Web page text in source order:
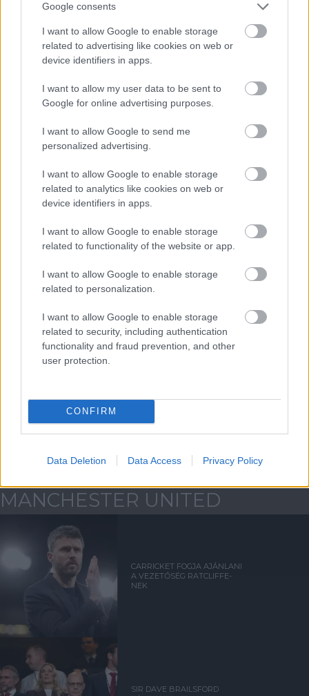
Google consents
I want to allow Google to enable storage
related to advertising like cookies on web or
device identifiers in apps.
I want to allow my user data to be sent to
Google for online advertising purposes.
I want to allow Google to send me
personalized advertising.
I want to allow Google to enable storage
related to analytics like cookies on web or
device identifiers in apps.
I want to allow Google to enable storage
related to functionality of the website or app.
I want to allow Google to enable storage
related to personalization.
I want to allow Google to enable storage
related to security, including authentication
functionality and fraud prevention, and other
user protection.
CONFIRM
Data Deletion Data Access Privacy Policy
Paris Saint-Germainvs
Manchester United
Felkészülési szezon 4. mérkőzés
Nya Ullevi, Göteborg
2026-08-08 17:00
2 nap 12 óra 15 perc 24 másodperc
Manchester United 2026-08-12 20:30
AC MilanvsManchester United2026-08-15 18:00
ELŐZŐ MÉRKŐZÉSEK
Támogatás
Támogasd adományoddal
a ManUtdFanatics.hu működését!
Kapcsolódó hírek
MANCHESTER UNITED
CARRICKET FOGJA AJÁNLANI
A VEZETŐSÉG RATCLIFFE-
NEK
SIR DAVE BRAILSFORD